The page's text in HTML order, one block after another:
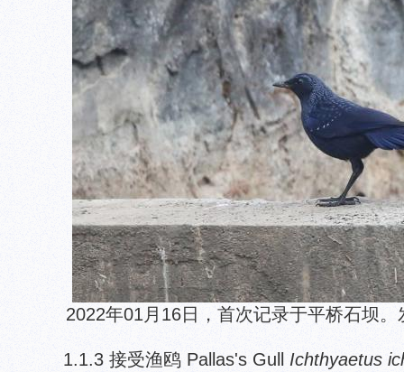
2022年01月16日，首次记录于平桥石坝
1.1.3 接受渔鸥 Pallas's Gull Ichthyaetus